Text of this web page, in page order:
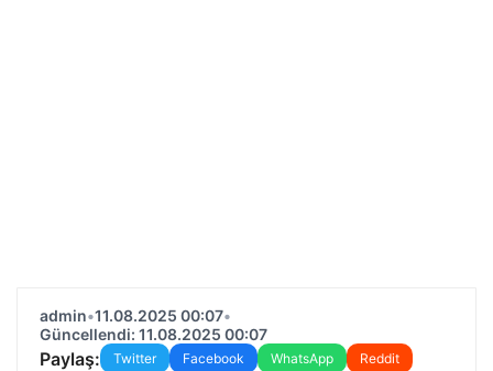
admin•11.08.2025 00:07•
Güncellendi: 11.08.2025 00:07
Paylaş: Twitter Facebook WhatsApp
Reddit